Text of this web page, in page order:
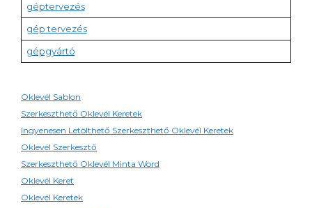
géptervezés
gép tervezés
gépgyártó
Oklevél Sablon
Szerkeszthető Oklevél Keretek
Ingyenesen Letölthető Szerkeszthető Oklevél Keretek
Oklevél Szerkesztő
Szerkeszthető Oklevél Minta Word
Oklevél Keret
Oklevél Keretek